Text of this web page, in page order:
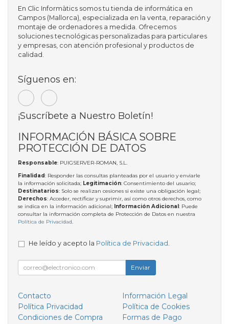
En Clic Informàtics somos tu tienda de informática en
Campos (Mallorca), especializada en la venta, reparación y
montaje de ordenadores a medida. Ofrecemos
soluciones tecnológicas personalizadas para particulares
y empresas, con atención profesional y productos de
calidad.
Síguenos en:
¡Suscríbete a Nuestro Boletín!
INFORMACIÓN BÁSICA SOBRE
PROTECCIÓN DE DATOS
Responsable: PUIGSERVER-ROMAN, S.L.
Finalidad: Responder las consultas planteadas por el usuario y enviarle
la información solicitada; Legitimación: Consentimiento del usuario;
Destinatarios: Solo se realizan cesiones si existe una obligación legal;
Derechos: Acceder, rectificar y suprimir, así como otros derechos, como
se indica en la información adicional; Información Adicional: Puede
consultar la información completa de Protección de Datos en nuestra
Política de Privacidad.
He leído y acepto la Política de Privacidad
Enviar
Contacto
Información Legal
Política Privacidad
Política de Cookies
Condiciones de Compra
Formas de Pago